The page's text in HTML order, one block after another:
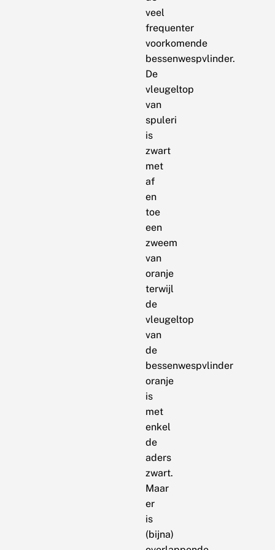
veel
frequenter
voorkomende
bessenwespvlinder.
De
vleugeltop
van
spuleri
is
zwart
met
af
en
toe
een
zweem
van
oranje
terwijl
de
vleugeltop
van
de
bessenwespvlinder
oranje
is
met
enkel
de
aders
zwart.
Maar
er
is
(bijna)